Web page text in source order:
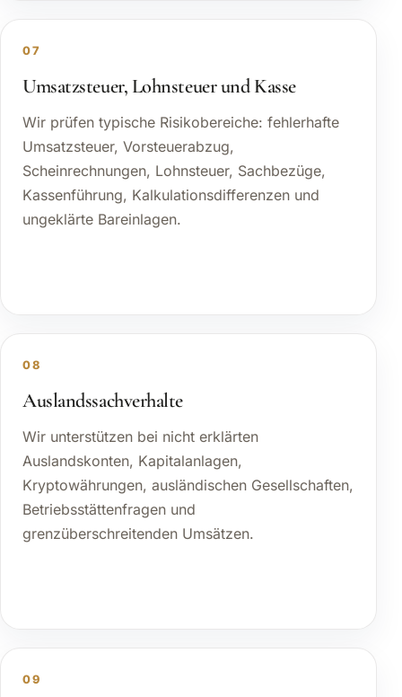
07
Umsatzsteuer, Lohnsteuer und Kasse
Wir prüfen typische Risikobereiche: fehlerhafte
Umsatzsteuer, Vorsteuerabzug,
Scheinrechnungen, Lohnsteuer, Sachbezüge,
Kassenführung, Kalkulationsdifferenzen und
ungeklärte Bareinlagen.
08
Auslandssachverhalte
Wir unterstützen bei nicht erklärten
Auslandskonten, Kapitalanlagen,
Kryptowährungen, ausländischen Gesellschaften,
Betriebsstättenfragen und
grenzüberschreitenden Umsätzen.
09